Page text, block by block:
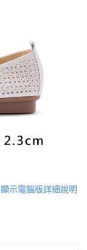
顯示電腦版詳細說明